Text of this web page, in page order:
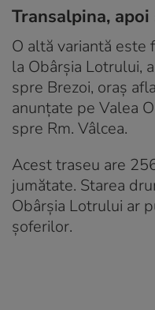
Transalpina,
O altă variantă este
la Obârșia Lotrului,
spre Brezoi, oraș
anunțate pe Valea
spre Rm. Vâlcea.
Acest traseu are
jumătate. Starea
Obârșia Lotrului ar
șoferilor.